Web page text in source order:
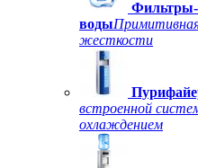
воды
жесткости
встроенной
охлаждением